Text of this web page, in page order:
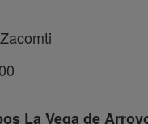
La Vega de